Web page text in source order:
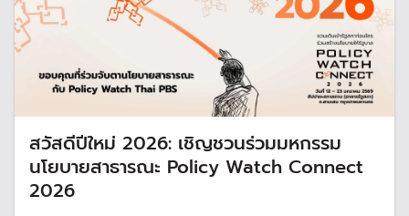
สวัสดีปีใหม่ 2026: เชิญชวนร่วมมหกรรม
นโยบายสาธารณะ Policy Watch Connect
2026